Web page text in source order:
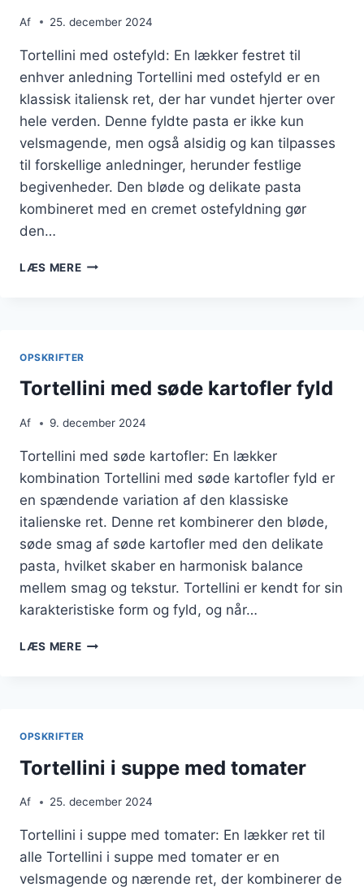
Af 25. december 2024
Tortellini med ostefyld: En lækker festret til
enhver anledning Tortellini med ostefyld er en
klassisk italiensk ret, der har vundet hjerter over
hele verden. Denne fyldte pasta er ikke kun
velsmagende, men også alsidig og kan tilpasses
til forskellige anledninger, herunder festlige
begivenheder. Den bløde og delikate pasta
kombineret med en cremet ostefyldning gør
den…
LÆS MERETORTELLINI
OPSKRIFTER
Tortellini med søde kartofler fyld
Af 9. december 2024
Tortellini med søde kartofler: En lækker
kombination Tortellini med søde kartofler fyld er
en spændende variation af den klassiske
italienske ret. Denne ret kombinerer den bløde,
søde smag af søde kartofler med den delikate
pasta, hvilket skaber en harmonisk balance
mellem smag og tekstur. Tortellini er kendt for sin
karakteristiske form og fyld, og når…
LÆS MERETORTELLINI
OPSKRIFTER
Tortellini i suppe med tomater
Af 25. december 2024
Tortellini i suppe med tomater: En lækker ret til
alle Tortellini i suppe med tomater er en
velsmagende og nærende ret, der kombinerer de